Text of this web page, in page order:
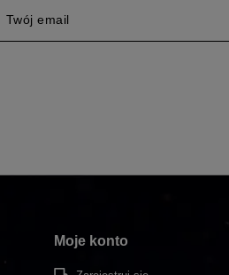
Twój email
Moje konto